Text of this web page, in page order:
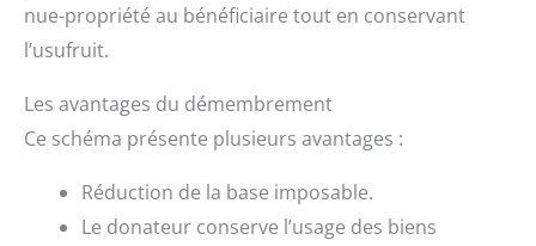
nue-propriété au bénéficiaire tout en conservant
l’usufruit.
Les avantages du démembrement
Ce schéma présente plusieurs avantages :
Réduction de la base imposable.
Le donateur conserve l’usage des biens